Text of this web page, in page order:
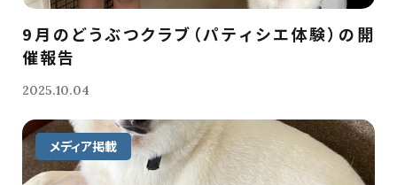
9月のどうぶつクラブ（パティシエ体験）の開
催報告
2025.10.04
メディア掲載